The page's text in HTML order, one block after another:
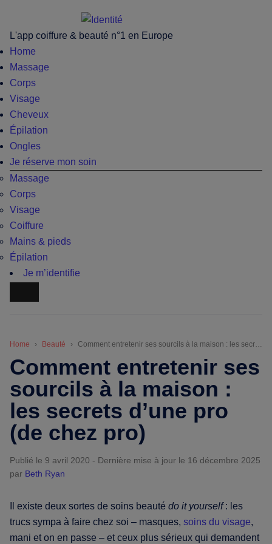
contenu
principal
secondary
menu
barre
latérale
principale
pied
de
page
L'app coiffure & beauté n°1 en Europe
Home
Massage
Corps
Visage
Cheveux
Épilation
Ongles
Je réserve mon soin
Massage
Corps
Visage
Coiffure
Mains & pieds
Épilation
Je m’identifie
Home Beauté Comment entretenir ses sourcils à la maison : les secrets d’une pro (de chez pro)
Comment entretenir ses
sourcils à la maison :
les secrets d’une pro
(de chez pro)
Publié le 9 avril 2020 - Dernière mise à jour le 16 décembre 2025
par Beth Ryan
Il existe deux sortes de soins beauté do it yourself: les
trucs sympa à faire chez soi – masques, soins du visage,
mani et on en passe – et ceux plus sérieux qui demandent